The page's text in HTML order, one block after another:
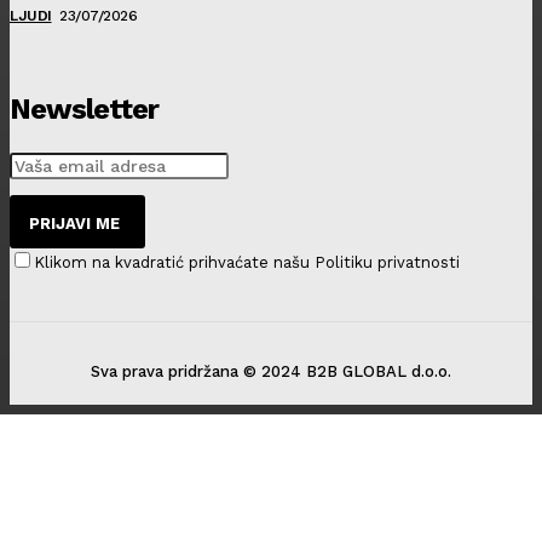
LJUDI 23/07/2026
Newsletter
PRIJAVI ME
Klikom na kvadratić prihvaćate našu Politiku privatnosti
Sva prava pridržana © 2024 B2B GLOBAL d.o.o.